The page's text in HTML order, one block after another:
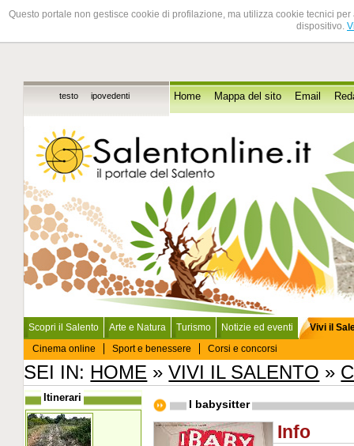
Questo portale non gestisce cookie di profilazione, ma utilizza cookie tecnici
dispositivo.
testo ipovedenti Home Mappa del sito Email
Scopri il Salento Arte e Natura Turismo Notizie ed eventi
Vivi il
Cinema online
Sport e benessere Corsi e concorsi
SEI IN: HOME »VIVI IL SALENTO »
I babysitter
Info
Itinerari